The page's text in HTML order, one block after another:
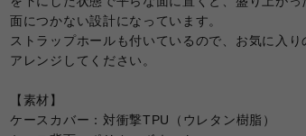
面につかない設計になっています。
ストラップホールも付いているので、お気に入
アレンジしてください。
【素材】
ケースカバー：対衝撃TPU（ウレタン樹脂）